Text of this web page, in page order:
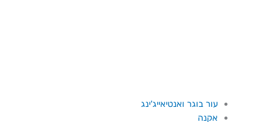
עור בוגר ואנטיאייג'ינג
אקנה